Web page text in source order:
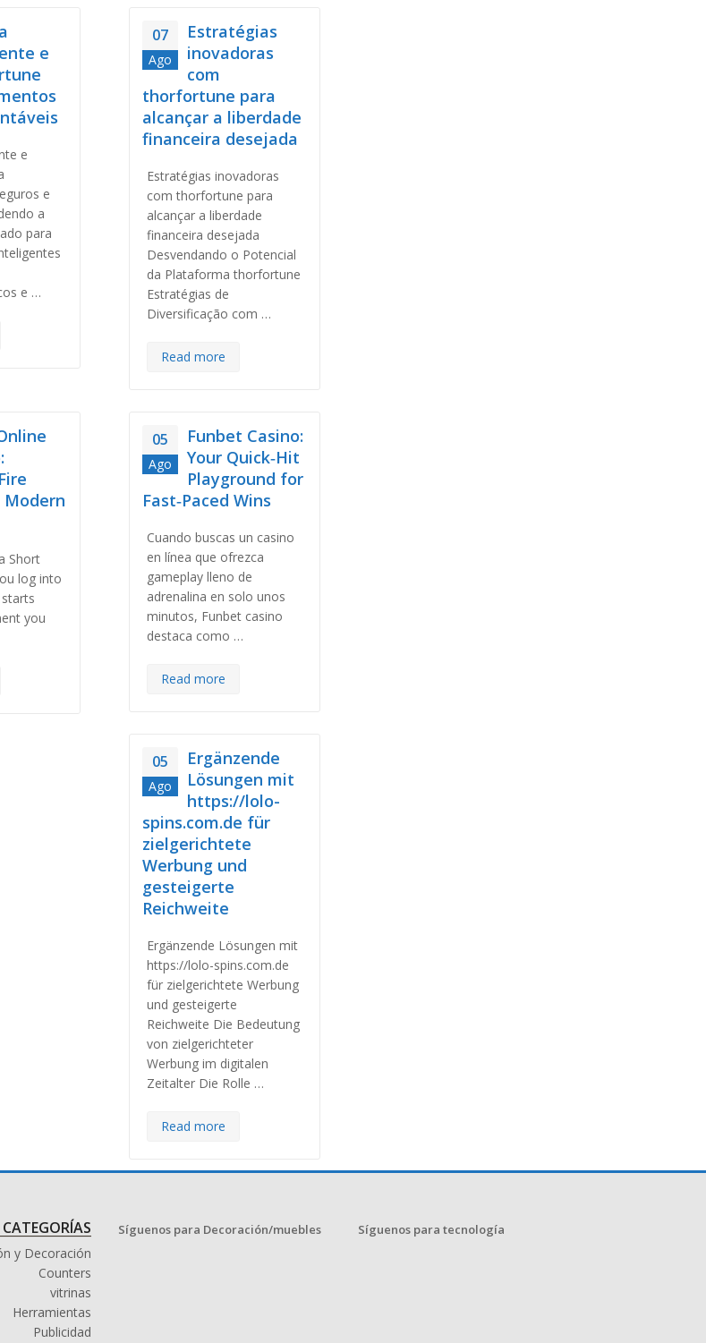
e
e
e
a
para
e …
07
Ago
Estratégias
inovadoras
com
thorfortune para
alcançar a liberdade
financeira desejada
Estratégias inovadoras
com thorfortune para
alcançar a liberdade
financeira desejada
Desvendando o Potencial
da Plataforma thorfortune
Estratégias de
Diversificação com …
Read more
Short
log into
you
05
Ago
Funbet Casino:
Your Quick‑Hit
Playground for
Fast‑Paced Wins
Cuando buscas un casino
en línea que ofrezca
gameplay lleno de
adrenalina en solo unos
minutos, Funbet casino
destaca como …
Read more
05
Ago
Ergänzende
Lösungen mit
https://lolo-
spins.com.de für
zielgerichtete
Werbung und
gesteigerte
Reichweite
Ergänzende Lösungen mit
https://lolo-spins.com.de
für zielgerichtete Werbung
und gesteigerte
Reichweite Die Bedeutung
von zielgerichteter
Werbung im digitalen
Zeitalter Die Rolle …
Read more
CATEGORÍAS
y Decoración
Counters
vitrinas
Herramientas
Publicidad
Síguenos para Decoración/muebles Síguenos para tecnología